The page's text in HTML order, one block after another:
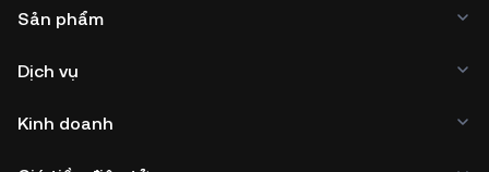
Sản phẩm
Dịch vụ
Kinh doanh